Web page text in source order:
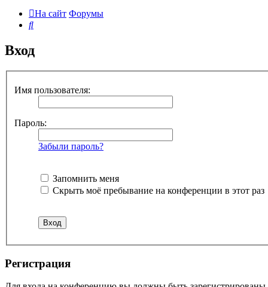
На сайт Форумы
Поиск
Вход
Имя пользователя:
Пароль:
Забыли пароль?
Запомнить меня
Скрыть моё пребывание на конференции в этот раз
Регистрация